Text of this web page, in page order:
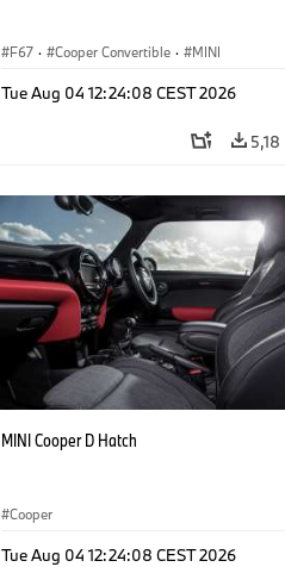
F67 · Cooper Convertible · MINI
Tue Aug 04 12:24:08 CEST 2026
5,18
MINI Cooper D Hatch
Cooper
Tue Aug 04 12:24:08 CEST 2026